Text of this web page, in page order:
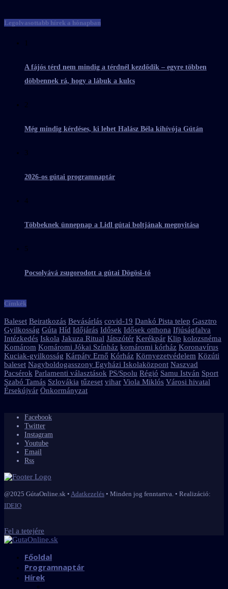
Legolvasottabb hírek a hónapban
1
A fájós térd nem mindig a térdnél kezdődik – egyre többen
döbbennek rá, hogy a lábuk a kulcs
2
Még mindig kérdéses, ki lehet Halász Béla kihívója Gútán
3
2026-os gútai programnaptár
4
Többeknek ünnepnap a Lidl gútai boltjának megnyitása
5
Pocsolyává zsugorodott a gútai Dögösi-tó
Címkék
Baleset Beiratkozás Bevásárlás covid-19 Dankó Pista telep Gasztro
Gyilkosság Gúta Híd Időjárás Idősek Idősek otthona Ifjúságfalva
Intézkedés Iskola Jakuza Ritual Játszótér Kerékpár Klip kolozsnéma
Komárom Komáromi Jókai Színház komáromi kórház Koronavírus
Kuciak-gyilkosság Kárpáty Ernő Kórház Környezetvédelem Közúti
baleset Nagyboldogasszony Egyházi Iskolaközpont Naszvad
Pacsérok Parlamenti választások PS/Spolu Régió Samu István Sport
Szabó Tamás Szlovákia tűzeset vihar Viola Miklós Városi hivatal
Érsekújvár Önkormányzat
Facebook
Twitter
Instagram
Youtube
Email
Rss
@2025 GútaOnline.sk • Adatkezelés • Minden jog fenntartva. • Realizáció:
IDEIO
Fel a tetejére
Főoldal
Programnaptár
Hírek